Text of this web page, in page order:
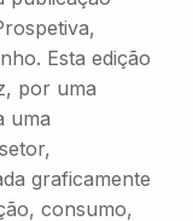
Esta edição
por uma
uma
graficamente
consumo,